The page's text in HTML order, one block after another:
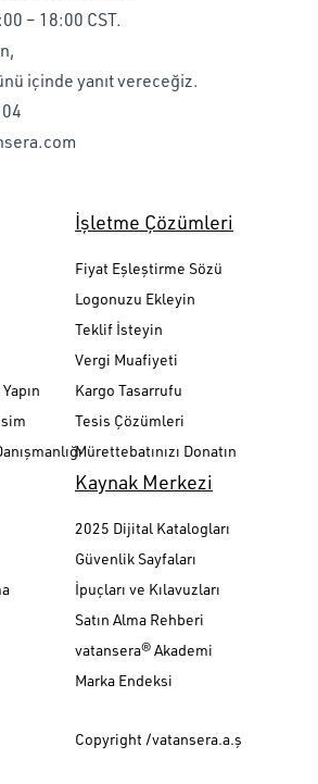
– 18:00 CST.
içinde yanıt vereceğiz.
İşletme Çözümleri
Fiyat Eşleştirme Sözü
Logonuzu Ekleyin
Teklif İsteyin
Vergi Muafiyeti
Kargo Tasarrufu
Tesis Çözümleri
Mürettebatınızı Donatın
Kaynak Merkezi
2025 Dijital Katalogları
Güvenlik Sayfaları
İpuçları ve Kılavuzları
Satın Alma Rehberi
vatansera® Akademi
Marka Endeksi
Copyright /vatansera.a.ş